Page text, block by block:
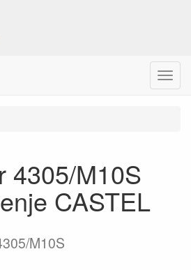
Menu
4305/M10S
CASTEL
M10S